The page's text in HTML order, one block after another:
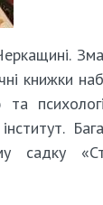
книжки
садку